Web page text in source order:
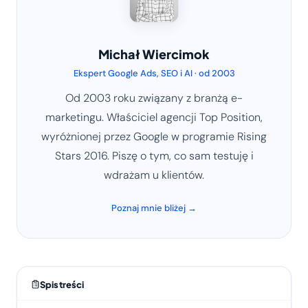
Michał Wiercimok
Ekspert Google Ads, SEO i AI · od 2003
Od 2003 roku związany z branżą e-
marketingu. Właściciel agencji Top Position,
wyróżnionej przez Google w programie Rising
Stars 2016. Piszę o tym, co sam testuję i
wdrażam u klientów.
Poznaj mnie bliżej →
Spis treści